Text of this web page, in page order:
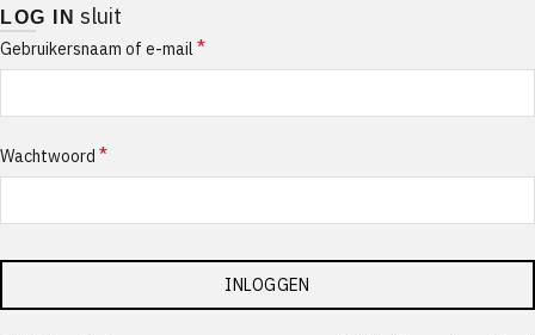
LOG IN sluit
Gebruikersnaam of e-mail *
Wachtwoord *
INLOGGEN